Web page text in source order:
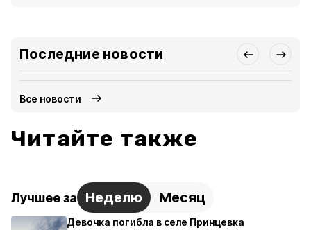
Последние новости
Все новости
Читайте также
Лучшее за Неделю Месяц
Девочка погибла в селе Принцевка